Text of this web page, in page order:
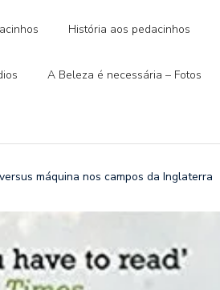
História aos pedacinhos
A Beleza é necessária – Fotos
máquina nos campos da Inglaterra